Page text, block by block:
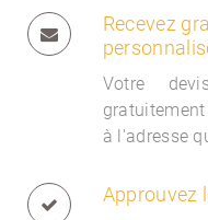
Recevez
Votre
à l'adresse
Approuvez